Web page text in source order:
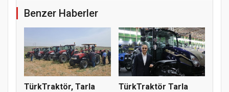
Benzer Haberler
TürkTraktör, Tarla
TürkTraktör Tarla